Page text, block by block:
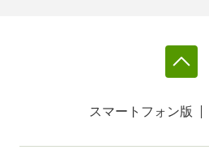
スマートフォン版